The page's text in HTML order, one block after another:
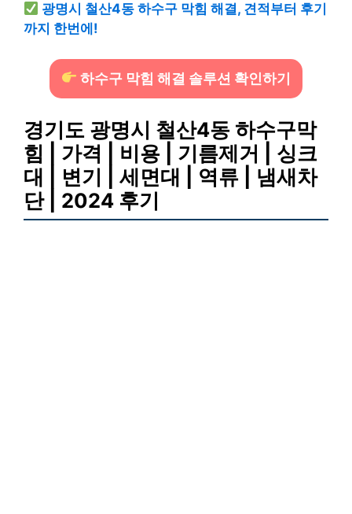
광명시 철산4동 하수구 막힘 해결, 견적부터 후기
까지 한번에!
하수구 막힘 해결 솔루션 확인하기
경기도 광명시 철산4동 하수구막
힘 | 가격 | 비용 | 기름제거 | 싱크
대 | 변기 | 세면대 | 역류 | 냄새차
단 | 2024 후기